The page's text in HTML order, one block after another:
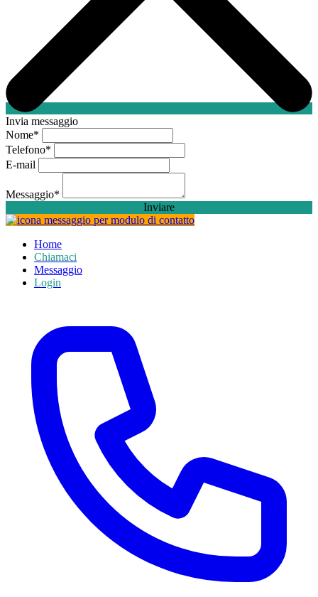
Invia messaggio
Nome*
Telefono*
E-mail
Messaggio*
Inviare
Home
Chiamaci
Messaggio
Login